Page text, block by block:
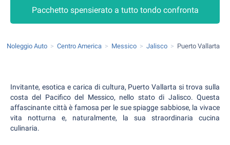
Pacchetto spensierato a tutto tondo confronta
Noleggio Auto Centro America Messico Jalisco Puerto Vallarta
Invitante, esotica e carica di cultura, Puerto Vallarta si trova sulla
costa del Pacifico del Messico, nello stato di Jalisco. Questa
affascinante città è famosa per le sue spiagge sabbiose, la vivace
vita notturna e, naturalmente, la sua straordinaria cucina
culinaria.